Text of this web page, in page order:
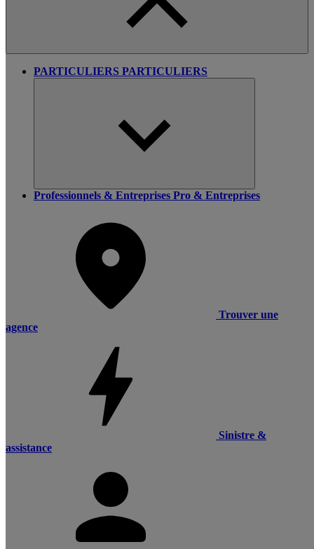
PARTICULIERS PARTICULIERS
Professionnels & Entreprises Pro & Entreprises
Trouver une
agence
Sinistre &
assistance